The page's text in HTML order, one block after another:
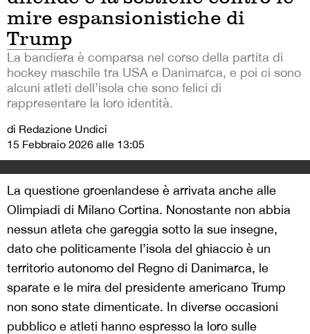
mire espansionistiche di
Trump
La bandiera è comparsa nel corso della partita di
hockey maschile tra USA e Danimarca, e poi ci sono
alcuni atleti dell’isola che sono felici di
rappresentare la loro identità.
di Redazione Undici
15 Febbraio 2026 alle 13:05
La questione groenlandese è arrivata anche alle
Olimpiadi di Milano Cortina. Nonostante non abbia
nessun atleta che gareggia sotto la sue insegne,
dato che politicamente l’isola del ghiaccio è un
territorio autonomo del Regno di Danimarca, le
sparate e le mira del presidente americano Trump
non sono state dimenticate. In diverse occasioni
pubblico e atleti hanno espresso la loro sulle